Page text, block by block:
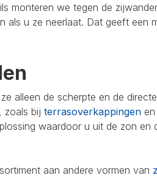
monteren we tegen de
als u ze neerlaat. Dat geeft een
alleen de scherpte en de
zoals bij terrasoverkappingen
waardoor u uit de zon en
aan andere vormen van